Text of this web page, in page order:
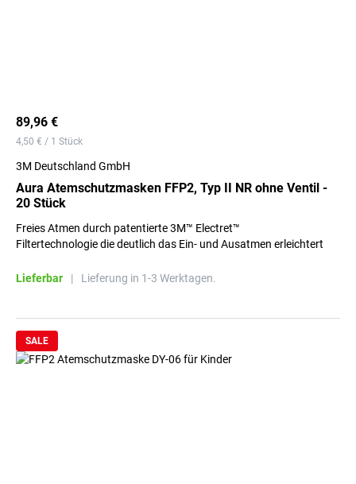
89,96 €
4,50 € / 1 Stück
3M Deutschland GmbH
Aura Atemschutzmasken FFP2, Typ II NR ohne Ventil -
20 Stück
Freies Atmen durch patentierte 3M™ Electret™
Filtertechnologie die deutlich das Ein- und Ausatmen erleichtert
Lieferbar | Lieferung in 1-3 Werktagen.
SALE